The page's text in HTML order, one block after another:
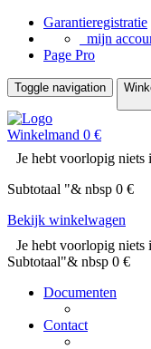
Garantieregistratie
mijn
Page Pro
Toggle navigation
Winkelmand 0 €
Je hebt voorlopig
Subtotaal "& nbsp 0 €
Bekijk winkelwagen
Je hebt voorlopig
Subtotaal"& nbsp 0 €
Documenten
Contact